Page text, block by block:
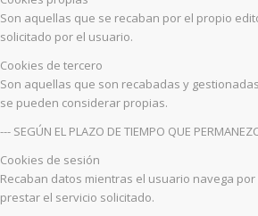
Son aquellas que se recaban por el propio
solicitado por el usuario.
Cookies de tercero
Son aquellas que son recabadas y
se pueden considerar propias.
--- SEGÚN EL PLAZO DE TIEMPO QUE
Cookies de sesión
Recaban datos mientras el usuario navega
prestar el servicio solicitado.